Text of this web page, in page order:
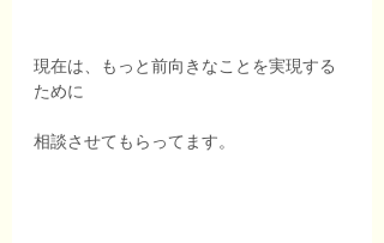
現在は、もっと前向きなことを実現する
ために
相談させてもらってます。